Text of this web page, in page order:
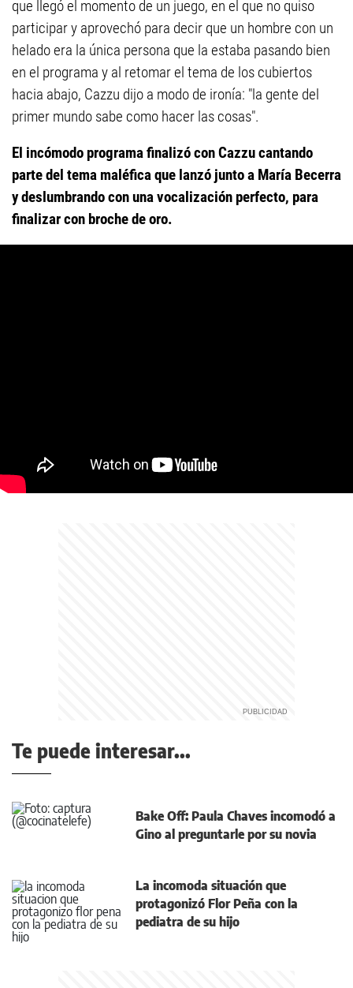
que llegó el momento de un juego, en el que no quiso
participar y aprovechó para decir que un hombre con un
helado era la única persona que la estaba pasando bien
en el programa y al retomar el tema de los cubiertos
hacia abajo, Cazzu dijo a modo de ironía: "la gente del
primer mundo sabe como hacer las cosas".
El incómodo programa finalizó con Cazzu cantando
parte del tema maléfica que lanzó junto a María Becerra
y deslumbrando con una vocalización perfecto, para
finalizar con broche de oro.
Te puede interesar...
Bake Off: Paula Chaves incomodó a
Gino al preguntarle por su novia
La incomoda situación que
protagonizó Flor Peña con la
pediatra de su hijo